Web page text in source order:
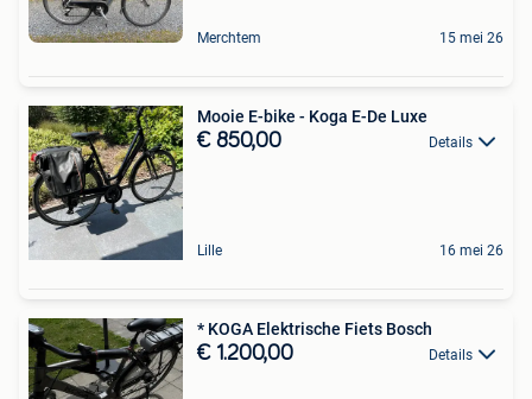
Merchtem 15 mei 26
Mooie E-bike - Koga E-De Luxe
€ 850,00 Details
Lille 16 mei 26
* KOGA Elektrische Fiets Bosch
€ 1.200,00 Details